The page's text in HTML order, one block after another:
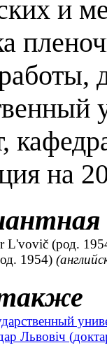
и
на
L'vovič (род.
1954)
Львовіч